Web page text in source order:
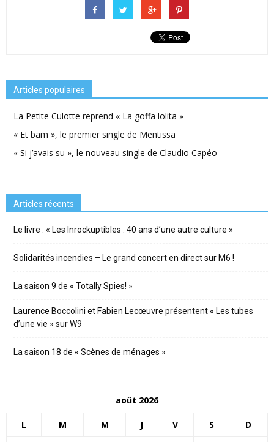
Articles populaires
La Petite Culotte reprend « La goffa lolita »
« Et bam », le premier single de Mentissa
« Si j’avais su », le nouveau single de Claudio Capéo
Articles récents
Le livre : « Les Inrockuptibles : 40 ans d’une autre culture »
Solidarités incendies – Le grand concert en direct sur M6 !
La saison 9 de « Totally Spies! »
Laurence Boccolini et Fabien Lecœuvre présentent « Les tubes
d’une vie » sur W9
La saison 18 de « Scènes de ménages »
août 2026
L M M J V S D